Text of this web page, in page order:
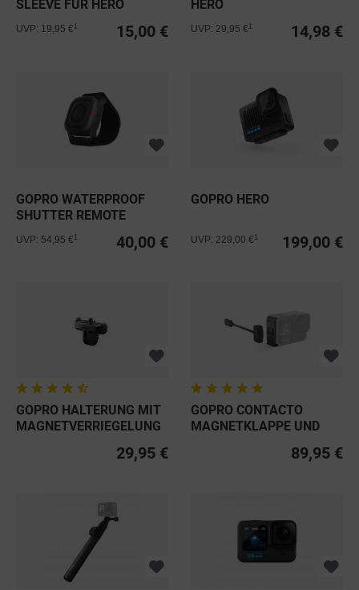
SLEEVE FÜR HERO
15,00 €
UVP: 19,95 €
HERO
14,98 €
UVP: 29,95 €
GOPRO WATERPROOF
SHUTTER REMOTE
FERNBEDIENUNG
40,00 €
UVP: 54,95 €
GOPRO HERO
199,00 €
UVP: 229,00 €
GOPRO HALTERUNG MIT
MAGNETVERRIEGELUNG
29,95 €
GOPRO CONTACTO
MAGNETKLAPPE UND
89,95 €